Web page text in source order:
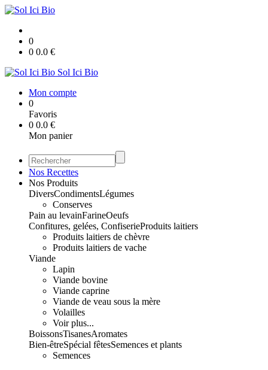
0
0 0.0 €
Sol Ici Bio
Mon compte
0
Favoris
0 0.0 €
Mon panier
Nos Recettes
Nos Produits
DiversCondimentsLégumes
Conserves
Pain au levainFarineOeufs
Confitures, gelées, ConfiserieProduits laitiers
Produits laitiers de chèvre
Produits laitiers de vache
Viande
Lapin
Viande bovine
Viande caprine
Viande de veau sous la mère
Volailles
Voir plus...
BoissonsTisanesAromates
Bien-êtreSpécial fêtesSemences et plants
Semences